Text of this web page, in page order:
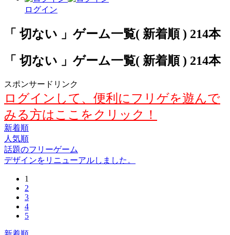
ログイン
「 切ない 」ゲーム一覧( 新着順 ) 214本
「 切ない 」ゲーム一覧( 新着順 ) 214本
スポンサードリンク
ログインして、便利にフリゲを遊んで
みる方はここをクリック！
新着順
人気順
話題のフリーゲーム
デザインをリニューアルしました。
1
2
3
4
5